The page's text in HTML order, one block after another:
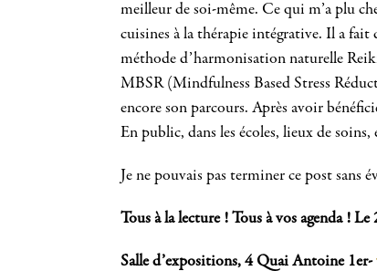
meilleur de soi-même. Ce qui m’a plu
cuisines à la thérapie intégrative. Il a
méthode d’harmonisation naturelle
MBSR (Mindfulness Based Stress
encore son parcours. Après avoir
En public, dans les écoles, lieux de
Je ne pouvais pas terminer ce post sans
Tous à la lecture ! Tous à vos agenda !
Salle d’expositions, 4 Quai Antoine 1er-